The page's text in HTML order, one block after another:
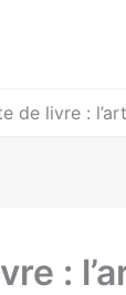
de livre :
: